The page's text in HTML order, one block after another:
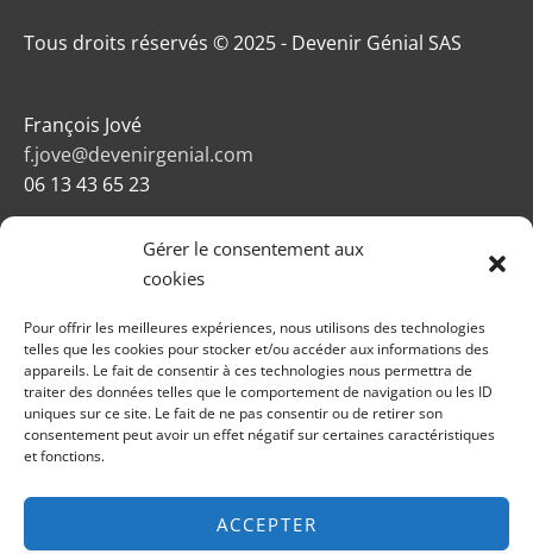
Gérer le consentement aux
cookies
Pour offrir les meilleures expériences, nous utilisons des technologies
telles que les cookies pour stocker et/ou accéder aux informations des
appareils. Le fait de consentir à ces technologies nous permettra de
traiter des données telles que le comportement de navigation ou les ID
uniques sur ce site. Le fait de ne pas consentir ou de retirer son
consentement peut avoir un effet négatif sur certaines caractéristiques
et fonctions.
ACCEPTER
Tous droits réservés © 2025 - Devenir Génial SAS
François Jové
f.jove@devenirgenial.com
06 13 43 65 23
Newsletters
Mentions légales
Conditions générales de vente